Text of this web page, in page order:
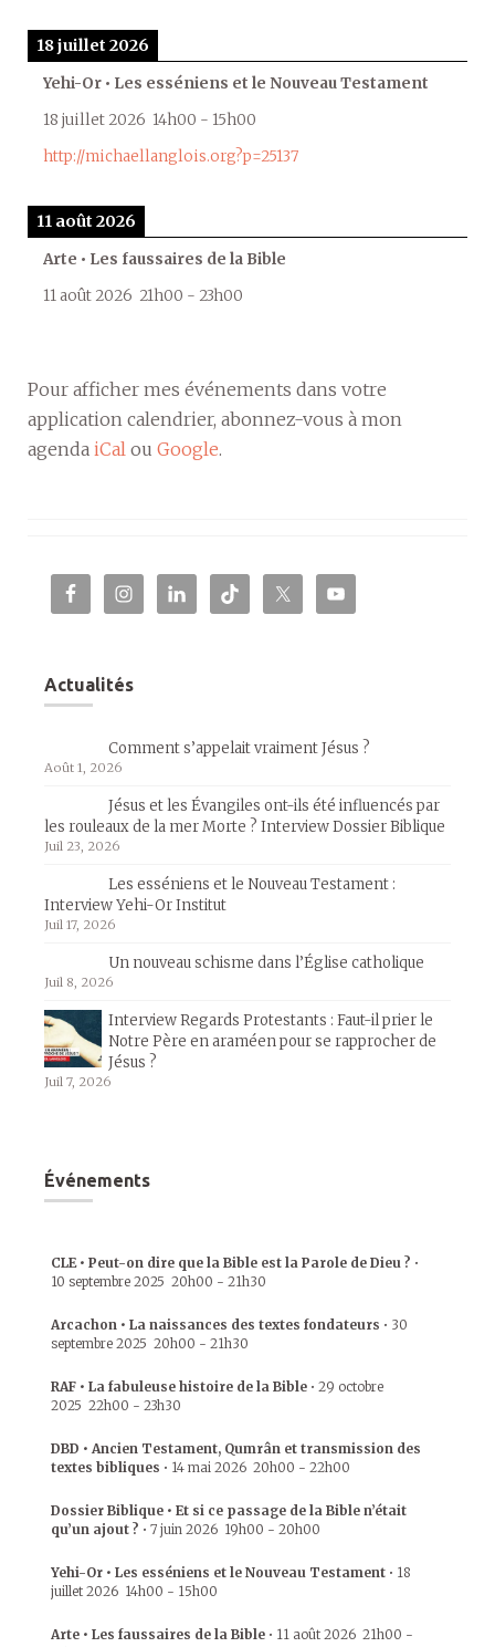
18 juillet 2026
Yehi-Or • Les esséniens et le Nouveau Testament
18 juillet 2026 14h00 - 15h00
http://michaellanglois.org?p=25137
11 août 2026
Arte • Les faussaires de la Bible
11 août 2026 21h00 - 23h00
Pour afficher mes événements dans votre
application calendrier, abonnez-vous à mon
agenda iCal ou Google.
Actualités
Comment s’appelait vraiment Jésus ?
Août 1, 2026
Jésus et les Évangiles ont-ils été influencés par
les rouleaux de la mer Morte ? Interview Dossier Biblique
Juil 23, 2026
Les esséniens et le Nouveau Testament :
Interview Yehi-Or Institut
Juil 17, 2026
Un nouveau schisme dans l’Église catholique
Juil 8, 2026
Interview Regards Protestants : Faut-il prier le
Notre Père en araméen pour se rapprocher de
Jésus ?
Juil 7, 2026
Événements
CLE • Peut-on dire que la Bible est la Parole de Dieu ? •
10 septembre 2025 20h00 - 21h30
Arcachon • La naissances des textes fondateurs • 30
septembre 2025 20h00 - 21h30
RAF • La fabuleuse histoire de la Bible • 29 octobre
2025 22h00 - 23h30
DBD • Ancien Testament, Qumrân et transmission des
textes bibliques • 14 mai 2026 20h00 - 22h00
Dossier Biblique • Et si ce passage de la Bible n’était
qu’un ajout ? • 7 juin 2026 19h00 - 20h00
Yehi-Or • Les esséniens et le Nouveau Testament • 18
juillet 2026 14h00 - 15h00
Arte • Les faussaires de la Bible • 11 août 2026 21h00 -